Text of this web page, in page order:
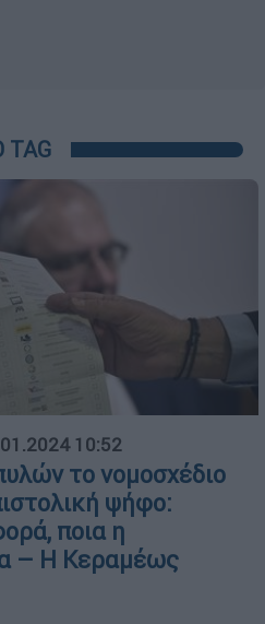
10:52
το νομοσχέδιο
ψήφο:
ποια η
– Η Κεραμέως